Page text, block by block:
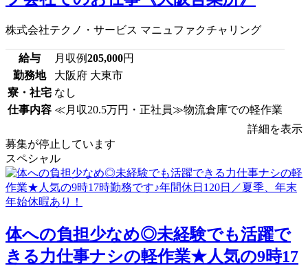
株式会社テクノ・サービス マニュファクチャリング
給与 月収例205,000円
勤務地
大阪府 大東市
寮・社宅 なし
仕事内容 ≪月収20.5万円・正社員≫物流倉庫での軽作業
詳細を表示
募集が停止しています
スペシャル
体への負担少なめ◎未経験でも活躍で
きる力仕事ナシの軽作業★人気の9時17